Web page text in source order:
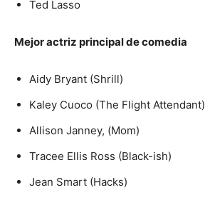
Ted Lasso
Mejor actriz principal de comedia
Aidy Bryant (Shrill)
Kaley Cuoco (The Flight Attendant)
Allison Janney, (Mom)
Tracee Ellis Ross (Black-ish)
Jean Smart (Hacks)